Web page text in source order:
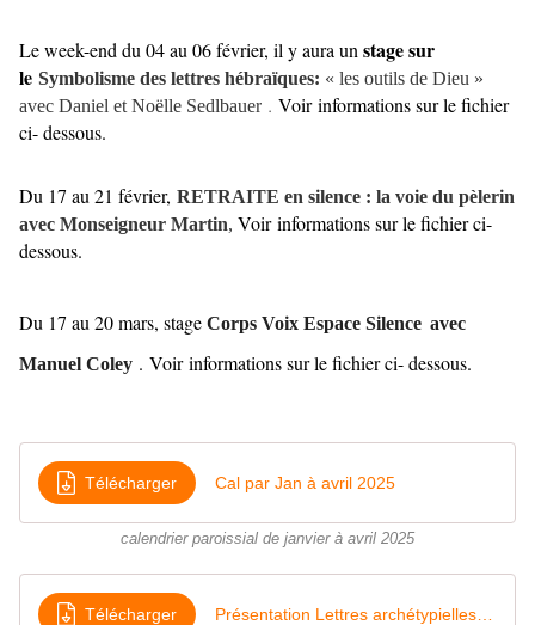
Le week-end du 04 au 06 février, il y aura un stage sur
le Symbolisme des lettres hébraïques: « les outils de Dieu »
avec Daniel et Noëlle Sedlbauer . Voir informations sur le fichier
ci- dessous.
Du 17 au 21 février, RETRAITE en silence : la voie du pèlerin
avec Monseigneur Martin, Voir informations sur le fichier ci-
dessous.
Du 17 au 20 mars, stage Corps Voix Espace Silence avec
Manuel Coley . Voir informations sur le fichier ci- dessous.
Télécharger Cal par Jan à avril 2025
calendrier paroissial de janvier à avril 2025
Télécharger